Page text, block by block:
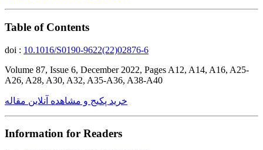
Table of Contents
doi : 10.1016/S0190-9622(22)02876-6
Volume 87, Issue 6, December 2022, Pages A12, A14, A16, A25-
A26, A28, A30, A32, A35-A36, A38-A40
خرید پکیج و مشاهده آنلاین مقاله
Information for Readers